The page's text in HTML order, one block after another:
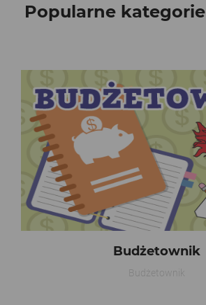
Popularne kategorie
Budżetownik
Budżetownik